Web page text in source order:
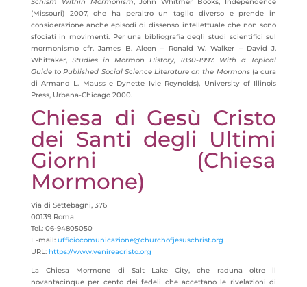
(Missouri) 2007, che ha peraltro un taglio diverso e prende in
considerazione anche episodi di dissenso intellettuale che non sono
sfociati in movimenti. Per una bibliografia degli studi scientifici sul
mormonismo cfr. James B. Aleen – Ronald W. Walker – David J.
Whittaker, Studies in Mormon History, 1830-1997. With a Topical
Guide to Published Social Science Literature on the Mormons(a cura
di Armand L. Mauss e Dynette Ivie Reynolds), University of Illinois
Press, Urbana-Chicago 2000.
Chiesa di Gesù Cristo
dei Santi degli Ultimi
Giorni (Chiesa
Mormone)
Via di Settebagni, 376
00139 Roma
Tel.: 06-94805050
E-mail: ufficiocomunicazione@churchofjesuschrist.org
URL: https://www.venireacristo.org
La Chiesa Mormone di Salt Lake City, che raduna oltre il
novantacinque per cento dei fedeli che accettano le rivelazioni di